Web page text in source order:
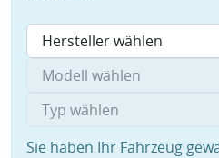
Sie haben Ihr Fahrzeug